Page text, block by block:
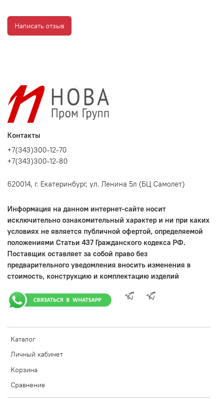
Написать отзыв
Каталог
Личный кабинет
Корзина
Сравнение
Контакты
+7(343)300-12-70
+7(343)300-12-80
620014, г. Екатеринбург, ул. Ленина 5л (БЦ Самолет)
Информация на данном интернет-сайте носит
исключительно ознакомительный характер и ни при каких
условиях не является публичной офертой, определяемой
положениями Статьи 437 Гражданского кодекса РФ.
Поставщик оставляет за собой право без
предварительного уведомления вносить изменения в
стоимость, конструкцию и комплектацию изделий